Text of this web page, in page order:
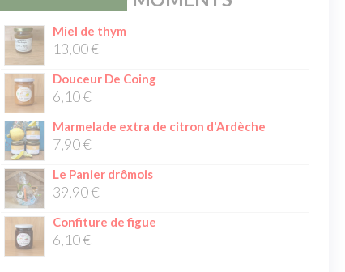
Miel de thym
13,00€
Douceur De Coing
6,10€
Marmelade extra de citron d'Ardèche
7,90€
Le Panier drômois
39,90€
Confiture de figue
6,10€